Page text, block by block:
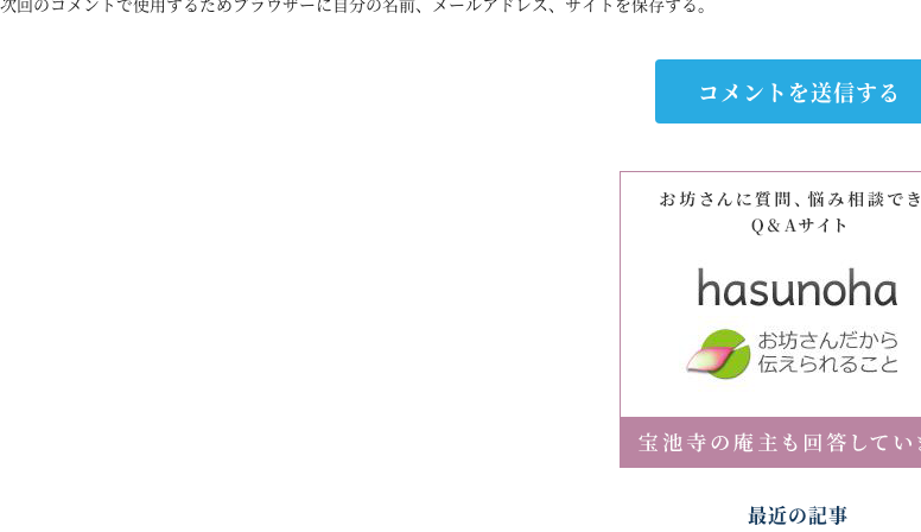
最近の記事